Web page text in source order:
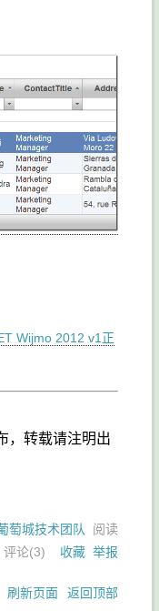
Wijmo 2012 v1正
，转载请注明出
萄城技术团队
阅读
论(3) 收藏 举报
刷新页面 返回顶部